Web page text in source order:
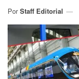
Por Staff Editorial